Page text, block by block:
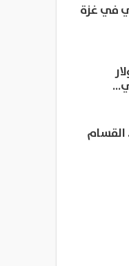
في غزة
القسام